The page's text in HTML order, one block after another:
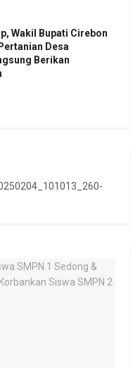
Wakil Bupati Cirebon
Desa
Berikan